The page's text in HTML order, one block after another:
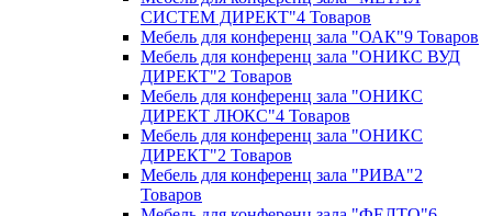
СИСТЕМ ДИРЕКТ"4 Товаров
Мебель для конференц зала "ОАК"9 Товаров
Мебель для конференц зала "ОНИКС ВУД
ДИРЕКТ"2 Товаров
Мебель для конференц зала "ОНИКС
ДИРЕКТ ЛЮКС"4 Товаров
Мебель для конференц зала "ОНИКС
ДИРЕКТ"2 Товаров
Мебель для конференц зала "РИВА"2
Товаров